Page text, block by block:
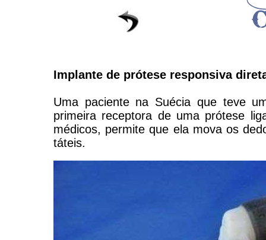
Implante de prótese responsiva
Uma paciente na Suécia que teve
primeira receptora de uma prótese
médicos, permite que ela mova os
táteis.